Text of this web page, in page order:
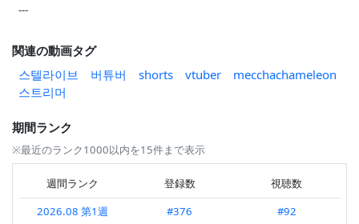
---
関連の動画タグ
스텔라이브
버튜버 shorts vtuber
mecchachameleon
스트리머
期間ランク
※最近のランク1000以内を15件まで表示
週間ランク 登録数
視聴数
2026.08 第1週
#376
#92